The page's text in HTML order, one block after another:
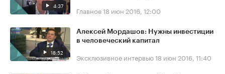
4:37 Главное18 июн 2016, 12:00
18:52
Алексей Мордашов: Нужны инвестиции
в человеческий капитал
Эксклюзивное интервью18 июн 2016, 11:40